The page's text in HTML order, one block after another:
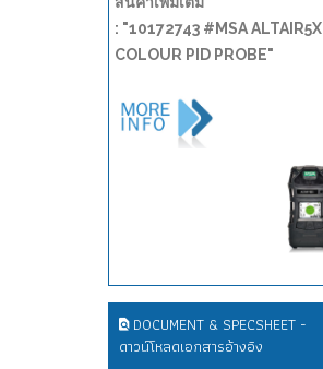
: "10172743 #MSA ALTAIR5X
COLOUR PID PROBE"
DOCUMENT & SPECSHEET -
ดาวน์โหลดเอกสารอ้างอิง